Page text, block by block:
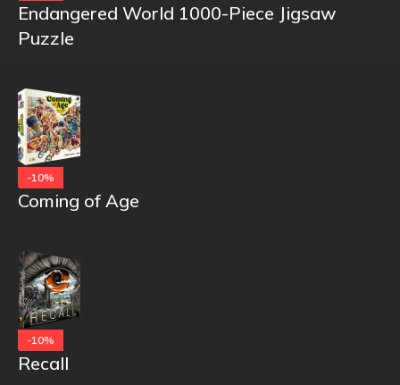
Endangered World 1000-Piece Jigsaw
Puzzle
-10%
Coming of Age
-10%
Recall